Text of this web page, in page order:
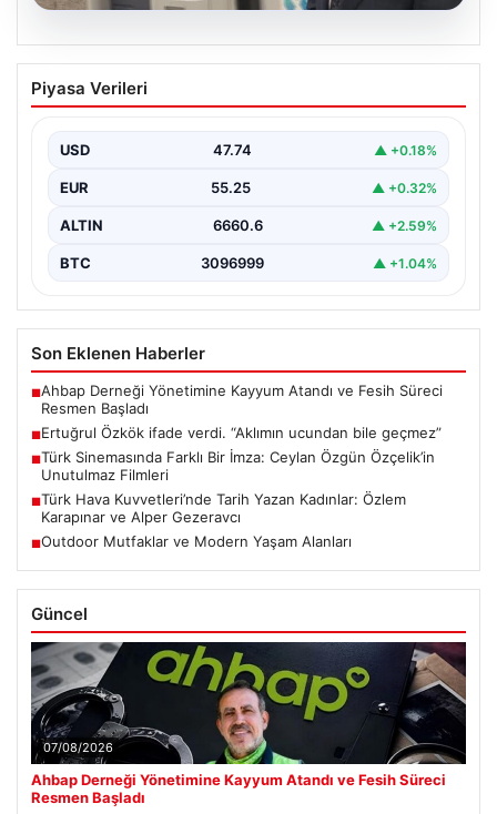
06.08.2026
Ertuğrul Özkök ifade verdi. “Aklımın
ucundan bile geçmez”
Piyasa Verileri
USD 47.74 ▲ +0.18%
EUR 55.25 ▲ +0.32%
ALTIN 6660.6 ▲ +2.59%
BTC 3096999 ▲ +1.04%
Son Eklenen Haberler
■Ahbap Derneği Yönetimine Kayyum Atandı ve Fesih Süreci
Resmen Başladı
■Ertuğrul Özkök ifade verdi. “Aklımın ucundan bile geçmez”
■Türk Sinemasında Farklı Bir İmza: Ceylan Özgün Özçelik’in
Unutulmaz Filmleri
■Türk Hava Kuvvetleri’nde Tarih Yazan Kadınlar: Özlem
Karapınar ve Alper Gezeravcı
■Outdoor Mutfaklar ve Modern Yaşam Alanları
Güncel
07/08/2026
Ahbap Derneği Yönetimine Kayyum Atandı ve Fesih Süreci
Resmen Başladı